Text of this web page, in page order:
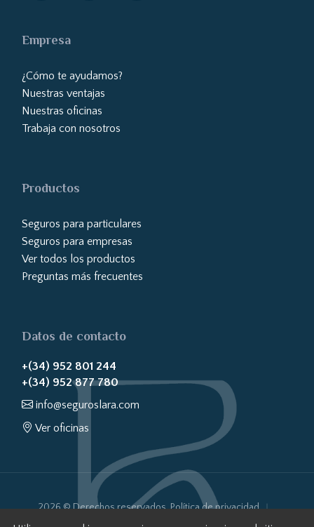
Empresa
¿Cómo te ayudamos?
Nuestras ventajas
Nuestras oficinas
Trabaja con nosotros
Productos
Seguros para particulares
Seguros para empresas
Ver todos los productos
Preguntas más frecuentes
Datos de contacto
+(34) 952 801 244
+(34) 952 877 780
info@seguroslara.com
Ver oficinas
2026 © Derechos reservados.Política de privacidad
Política de cookies
Aviso Legal Transparencia Web